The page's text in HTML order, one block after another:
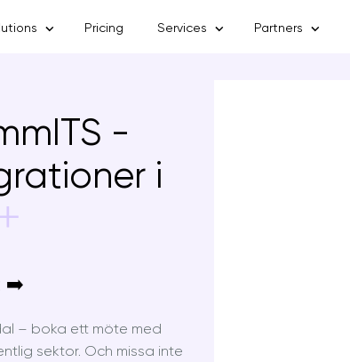
Pricing Services Partners
-
i
➡️
– boka ett möte med
sektor. Och missa inte